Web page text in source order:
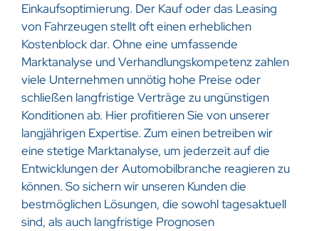
Einkaufsoptimierung. Der Kauf oder das Leasing
von Fahrzeugen stellt oft einen erheblichen
Kostenblock dar. Ohne eine umfassende
Marktanalyse und Verhandlungskompetenz zahlen
viele Unternehmen unnötig hohe Preise oder
schließen langfristige Verträge zu ungünstigen
Konditionen ab. Hier profitieren Sie von unserer
langjährigen Expertise. Zum einen betreiben wir
eine stetige Marktanalyse, um jederzeit auf die
Entwicklungen der Automobilbranche reagieren zu
können. So sichern wir unseren Kunden die
bestmöglichen Lösungen, die sowohl tagesaktuell
sind, als auch langfristige Prognosen